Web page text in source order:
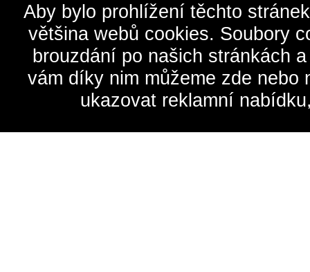
Aby bylo prohlížení těchto
většina webů cookies. Soubory
brouzdání po našich stránkách
vám díky nim můžeme zde
ukazovat reklamní